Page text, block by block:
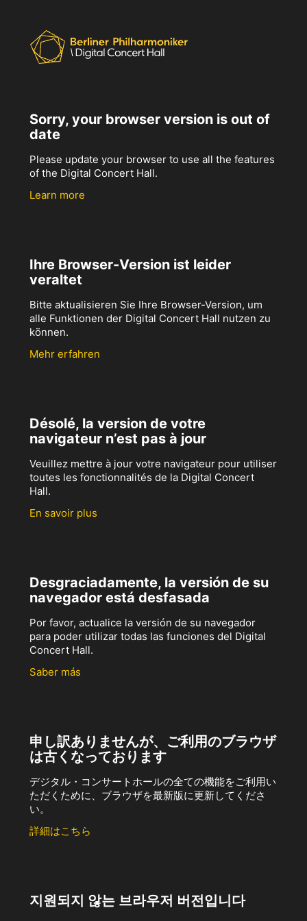
Sorry, your browser version is out of
date
Please update your browser to use all the features
of the Digital Concert Hall.
Learn more
Ihre Browser-Version ist leider
veraltet
Bitte aktualisieren Sie Ihre Browser-Version, um
alle Funktionen der Digital Concert Hall nutzen zu
können.
Mehr erfahren
Désolé, la version de votre
navigateur n’est pas à jour
Veuillez mettre à jour votre navigateur pour utiliser
toutes les fonctionnalités de la Digital Concert
Hall.
En savoir plus
Desgraciadamente, la versión de su
navegador está desfasada
Por favor, actualice la versión de su navegador
para poder utilizar todas las funciones del Digital
Concert Hall.
Saber más
申し訳ありませんが、ご利用のブラウザ
は古くなっております
デジタル・コンサートホールの全ての機能をご利用い
ただくために、ブラウザを最新版に更新してくださ
い。
詳細はこちら
지원되지 않는 브라우저 버전입니다